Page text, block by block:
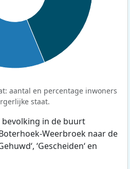
aantal en percentage inwoners
staat.
in de buurt
Weerbroek naar de
‘Gescheiden‘ en